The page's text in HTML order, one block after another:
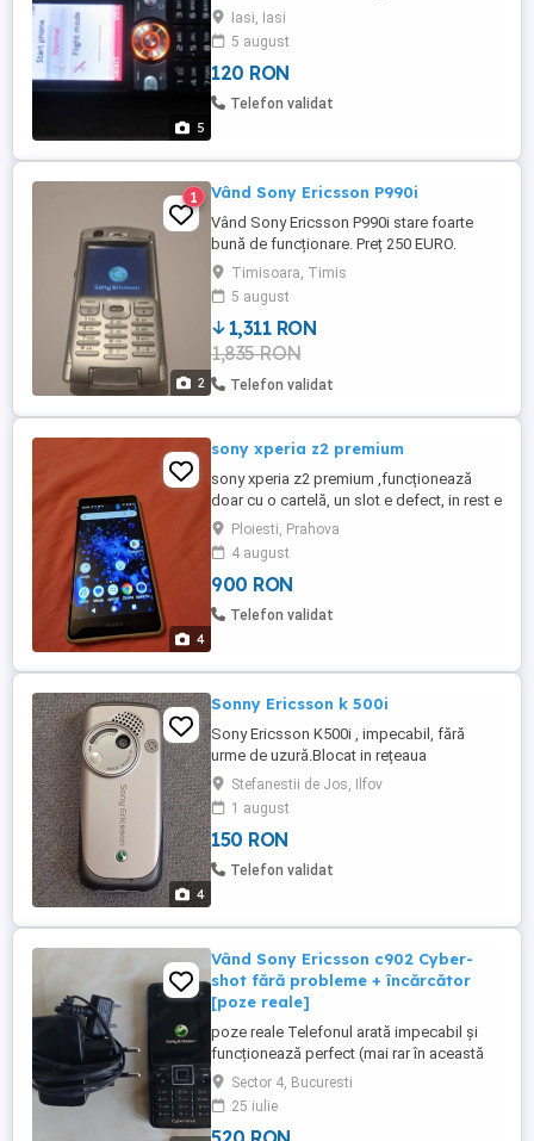
5
arata bine, ecran 1.9 ich TFT 256K culori,
camera 2Mpx, radio FM, slot card de
memorie M2, memorie interna 10MB,
incarcator de priza original, pret 120 lei.
Iasi, Iasi
5 august
120 RON
Telefon validat
2
1 Vând Sony Ericsson P990i
Vând Sony Ericsson P990i stare foarte
bună de funcționare. Preț 250 EURO.
Timisoara, Timis
5 august
1,311 RON
1,835 RON
Telefon validat
4
sony xperia z2 premium
sony xperia z2 premium ,funcționează
doar cu o cartelă, un slot e defect, in rest e
ok,preț fix
Ploiesti, Prahova
4 august
900 RON
Telefon validat
4
Sonny Ericsson k 500i
Sony Ericsson K500i , impecabil, fără
urme de uzură.Blocat in rețeaua
Vodafone.
Stefanestii de Jos, Ilfov
1 august
150 RON
Telefon validat
Vând Sony Ericsson c902 Cyber-
shot fără probleme + încărcător
[poze reale]
poze reale Telefonul arată impecabil și
funcționează perfect (mai rar în această
stare) Este liber de rețea În cască se aude
tare și clar Bateria ține f bine Camera are
5.0 megapixeli Ofer încărcător original
Sector 4, Bucuresti
25 iulie